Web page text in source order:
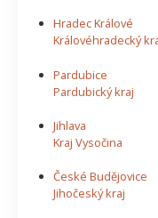
Hradec Králové
Královéhradecký
Pardubice
Pardubický kraj
Jihlava
Kraj Vysočina
České Budějovice
Jihočeský kraj